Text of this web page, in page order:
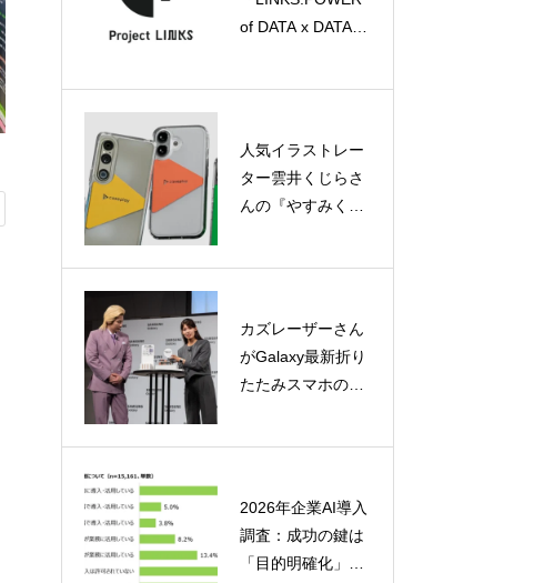
of DATA x DATA
人気イラストレー
ター雲井くじらさ
んの『やすみく
カズレーザーさん
がGalaxy最新折り
たたみスマホの魅
2026年企業AI導入
調査：成功の鍵は
「目的明確化」と